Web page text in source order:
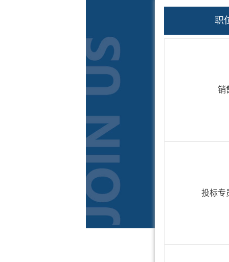
职
销
投标专